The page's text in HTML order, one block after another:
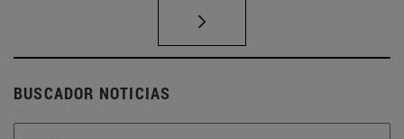
BUSCADOR NOTICIAS